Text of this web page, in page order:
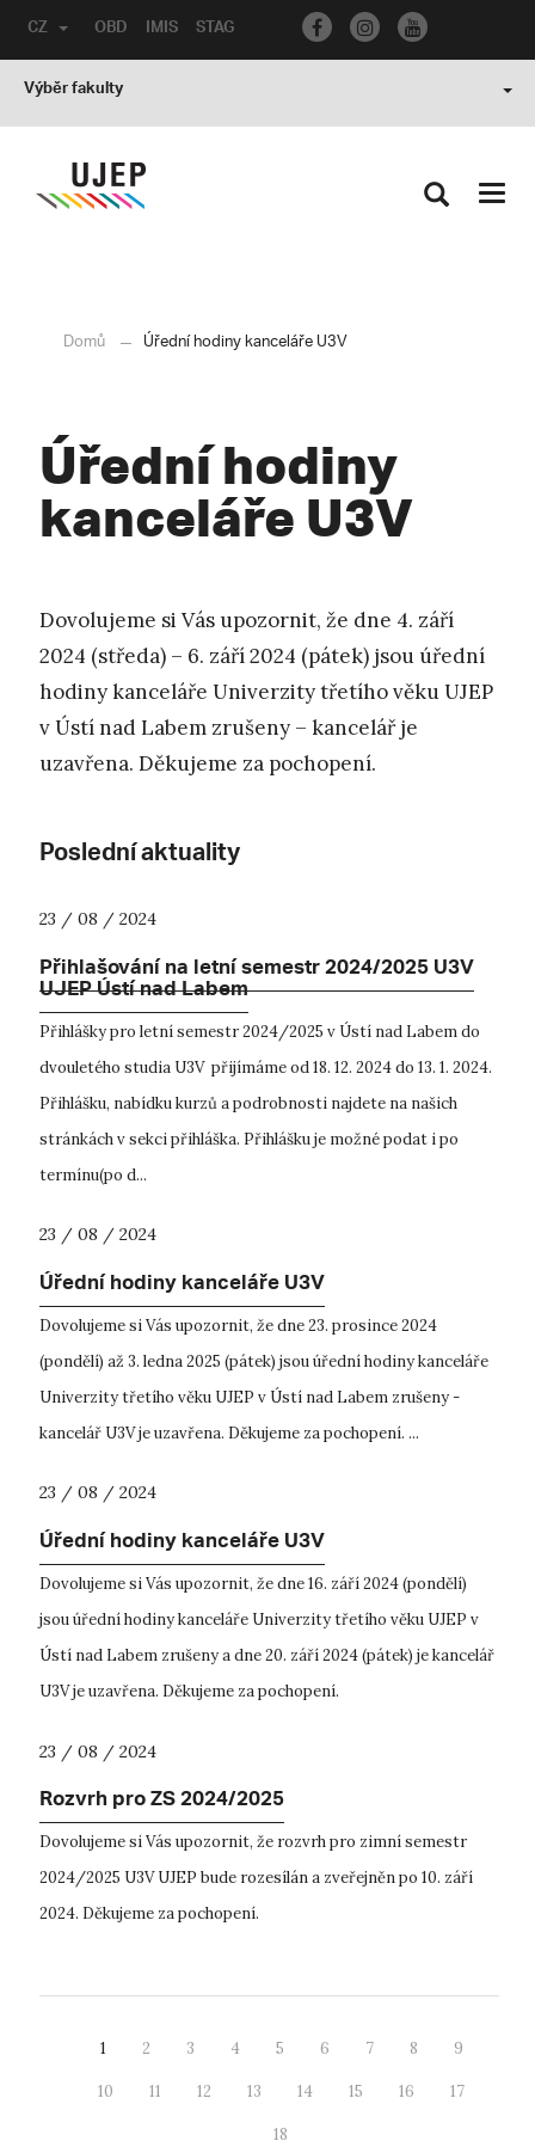
OBD IMIS STAG
CZ
Výběr fakulty
Domů Úřední hodiny kanceláře U3V
Úřední hodiny
kanceláře U3V
Dovolujeme si Vás upozornit, že dne 4. září
2024 (středa) – 6. září 2024 (pátek) jsou úřední
hodiny kanceláře Univerzity třetího věku UJEP
v Ústí nad Labem zrušeny – kancelář je
uzavřena. Děkujeme za pochopení.
Poslední aktuality
23 / 08 / 2024
Přihlašování na letní semestr 2024/2025 U3V
UJEP Ústí nad Labem
Přihlášky pro letní semestr 2024/2025 v Ústí nad Labem do
dvouletého studia U3V přijímáme od 18. 12. 2024 do 13. 1. 2024.
Přihlášku, nabídku kurzů a podrobnosti najdete na našich
stránkách v sekci přihláška. Přihlášku je možné podat i po
termínu(po d...
23 / 08 / 2024
Úřední hodiny kanceláře U3V
Dovolujeme si Vás upozornit, že dne 23. prosince 2024
(pondělí) až 3. ledna 2025 (pátek) jsou úřední hodiny kanceláře
Univerzity třetího věku UJEP v Ústí nad Labem zrušeny -
kancelář U3V je uzavřena. Děkujeme za pochopení. ...
23 / 08 / 2024
Úřední hodiny kanceláře U3V
Dovolujeme si Vás upozornit, že dne 16. září 2024 (pondělí)
jsou úřední hodiny kanceláře Univerzity třetího věku UJEP v
Ústí nad Labem zrušeny a dne 20. září 2024 (pátek) je kancelář
U3V je uzavřena. Děkujeme za pochopení.
23 / 08 / 2024
Rozvrh pro ZS 2024/2025
Dovolujeme si Vás upozornit, že rozvrh pro zimní semestr
2024/2025 U3V UJEP bude rozesílán a zveřejněn po 10. září
2024. Děkujeme za pochopení.
1 2 3 4 5 6 7 8 9
10 11 12 13 14 15 16 17
18